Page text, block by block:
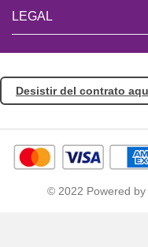
LEGAL
Desistir del contrato
© 2022 Powered